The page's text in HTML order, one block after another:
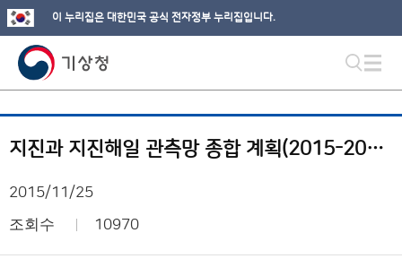
이 누리집은 대한민국 공식 전자정부 누리집입니다.
지진과 지진해일 관측망 종합 계획(2015-2019년)
2015/11/25
조회수 10970